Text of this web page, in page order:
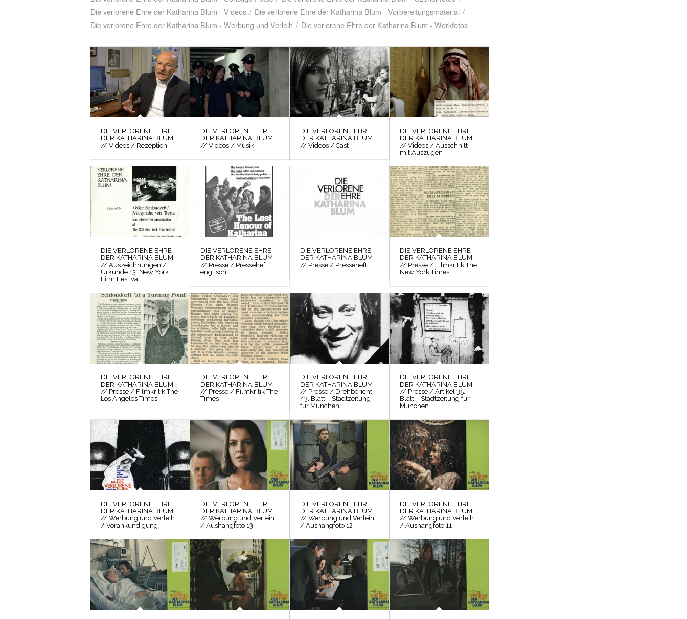
Die verlorene Ehre der Katharina Blum - Videos / Die verlorene Ehre der Katharina Blum - Vorbereitungsmaterial /
Die verlorene Ehre der Katharina Blum - Werbung und Verleih / Die verlorene Ehre der Katharina Blum - Werkfotos
DIE VERLORENE EHRE
DER KATHARINA BLUM
// Videos / Rezeption
DIE VERLORENE EHRE
DER KATHARINA BLUM
// Videos / Musik
DIE VERLORENE EHRE
DER KATHARINA BLUM
// Videos / Cast
DIE VERLORENE EHRE
DER KATHARINA BLUM
// Videos / Ausschnitt
mit Auszügen
DIE VERLORENE EHRE
DER KATHARINA BLUM
// Auszeichnungen /
Urkunde 13. New York
Film Festival
DIE VERLORENE EHRE
DER KATHARINA BLUM
// Presse / Presseheft
englisch
DIE VERLORENE EHRE
DER KATHARINA BLUM
// Presse / Presseheft
DIE VERLORENE EHRE
DER KATHARINA BLUM
// Presse / Filmkritik The
New York Times
DIE VERLORENE EHRE
DER KATHARINA BLUM
// Presse / Filmkritik The
Los Angeles Times
DIE VERLORENE EHRE
DER KATHARINA BLUM
// Presse / Filmkritik The
Times
DIE VERLORENE EHRE
DER KATHARINA BLUM
// Presse / Drehbericht
43. Blatt – Stadtzeitung
für München
DIE VERLORENE EHRE
DER KATHARINA BLUM
// Presse / Artikel 35.
Blatt – Stadtzeitung für
München
DIE VERLORENE EHRE
DER KATHARINA BLUM
// Werbung und Verleih
/ Vorankündigung
DIE VERLORENE EHRE
DER KATHARINA BLUM
// Werbung und Verleih
/ Aushangfoto 13
DIE VERLORENE EHRE
DER KATHARINA BLUM
// Werbung und Verleih
/ Aushangfoto 12
DIE VERLORENE EHRE
DER KATHARINA BLUM
// Werbung und Verleih
/ Aushangfoto 11